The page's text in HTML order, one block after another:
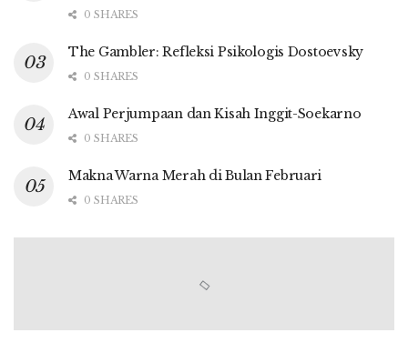
0 SHARES
The Gambler: Refleksi Psikologis Dostoevsky
0 SHARES
Awal Perjumpaan dan Kisah Inggit-Soekarno
0 SHARES
Makna Warna Merah di Bulan Februari
0 SHARES